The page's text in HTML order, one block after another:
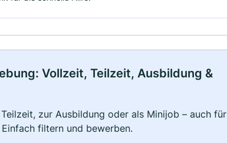
Vollzeit, Teilzeit, Ausbildung &
zur Ausbildung oder als Minijob – auch für
filtern und bewerben.